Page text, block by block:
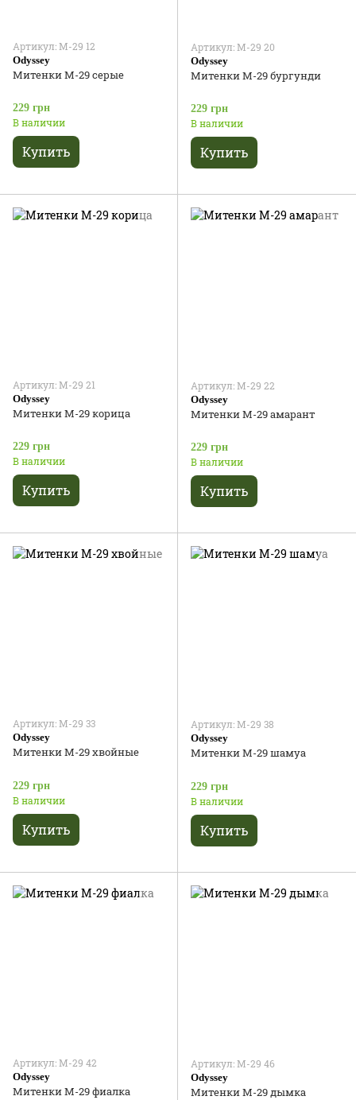
Артикул: М-29 12
Odyssey
Митенки М-29 серые
229 грн
В наличии
Купить
Артикул: М-29 20
Odyssey
Митенки М-29 бургунди
229 грн
В наличии
Купить
Артикул: М-29 21
Odyssey
Митенки М-29 корица
229 грн
В наличии
Купить
Артикул: М-29 22
Odyssey
Митенки М-29 амарант
229 грн
В наличии
Купить
Артикул: М-29 33
Odyssey
Митенки М-29 хвойные
229 грн
В наличии
Купить
Артикул: М-29 38
Odyssey
Митенки М-29 шамуа
229 грн
В наличии
Купить
Артикул: М-29 42
Odyssey
Митенки М-29 фиалка
Артикул: М-29 46
Odyssey
Митенки М-29 дымка